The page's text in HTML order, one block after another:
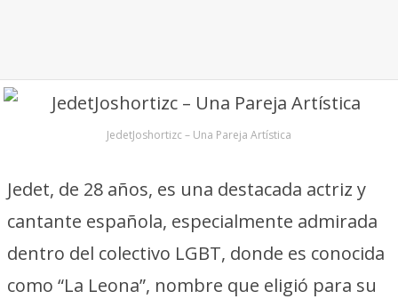
JedetJoshortizc – Una Pareja Artística
Jedet, de 28 años, es una destacada actriz y
cantante española, especialmente admirada
dentro del colectivo LGBT, donde es conocida
como “La Leona”, nombre que eligió para su